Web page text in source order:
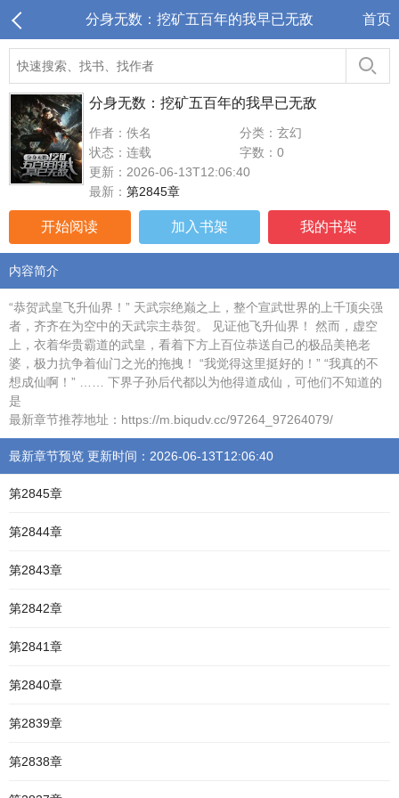
分身无数：挖矿五百年的我早已无敌 首页
分身无数：挖矿五百年的我早已无敌
作者：佚名
分类：玄幻
状态：连载
字数：0
更新：2026-06-13T12:06:40
最新： 第2845章
开始阅读 加入书架 我的书架
内容简介
“恭贺武皇飞升仙界！” 天武宗绝巅之上，整个宣武世界的上千顶尖强
者，齐齐在为空中的天武宗主恭贺。 见证他飞升仙界！ 然而，虚空
上，衣着华贵霸道的武皇，看着下方上百位恭送自己的极品美艳老
婆，极力抗争着仙门之光的拖拽！ “我觉得这里挺好的！” “我真的不
想成仙啊！” …… 下界子孙后代都以为他得道成仙，可他们不知道的
是
最新章节推荐地址：https://m.biqudv.cc/97264_97264079/
最新章节预览 更新时间：2026-06-13T12:06:40
第2845章
第2844章
第2843章
第2842章
第2841章
第2840章
第2839章
第2838章